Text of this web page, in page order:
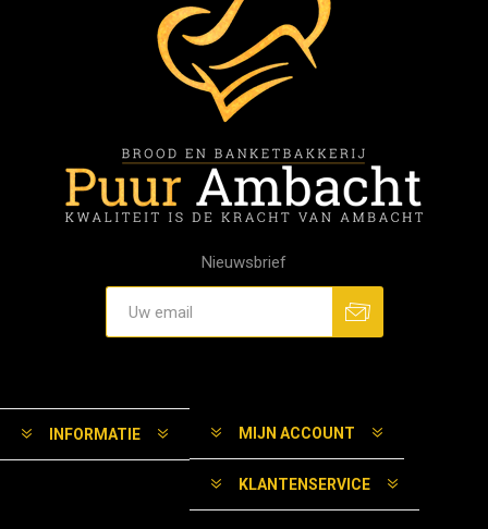
Nieuwsbrief
INFORMATIE MIJN ACCOUNT
KLANTENSERVICE